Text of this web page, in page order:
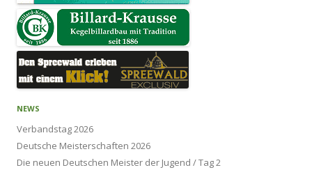
NEWS
Verbandstag 2026
Deutsche Meisterschaften 2026
Die neuen Deutschen Meister der Jugend / Tag 2